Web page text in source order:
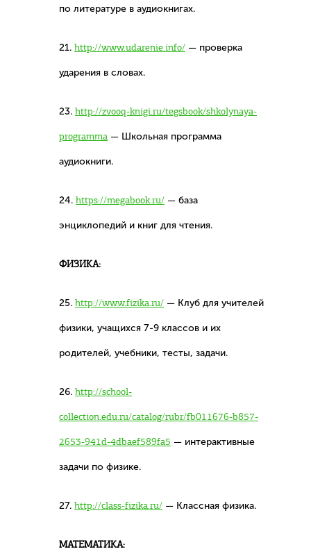
по литературе в аудиокнигах.
21. http://www.udarenie.info/ — проверка
ударения в словах.
23. http://zvooq-knigi.ru/tegsbook/shkolynaya-
programma — Школьная программа
аудиокниги.
24. https://megabook.ru/ — база
энциклопедий и книг для чтения.
ФИЗИКА:
25. http://www.fizika.ru/ — Клуб для учителей
физики, учащихся 7-9 классов и их
родителей, учебники, тесты, задачи.
26. http://school-
collection.edu.ru/catalog/rubr/fb011676-b857-
2653-941d-4dbaef589fa5 — интерактивные
задачи по физике.
27. http://class-fizika.ru/ — Классная физика.
МАТЕМАТИКА: